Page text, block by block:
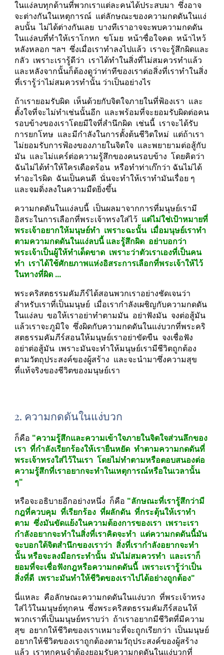
ในแง่ลบทุกด้านที่พวกเราแต่ละคนได้ประสบมา  ซึ่งอาจ
จะต่างกันในเหตุการณ์  แต่ลักษณะของความกดดันในแง่
ลบนั้น  ไม่ได้ต่างกันเลย  บางทีเราอาจจะพบความกดดัน
ในแง่ลบที่ทำให้เราโกหก  ขโมย  หน้าซื่อใจคด  หน้าไหว้
หลังหลอก ฯลฯ  ซึ่งเมื่อเราทำลงไปแล้ว  เราจะรู้สึกผิดและ
กลัว  เพราะเรารู้ดีว่า  เราได้ทำในสิ่งที่ไม่สมควรทำแล้ว
และหลังจากนั้นก็ต้องดูว่าท่าทีของเราต่อสิ่งที่เราทำในสิ่ง
ที่เรารู้ว่าไม่สมควรทำนั้น ว่าเป็นอย่างไร
ถ้าเรายอมรับผิด  เห็นด้วยกับจิตใจภายในที่ฟ้องเรา  และ
ตั้งใจที่จะไม่ทำเช่นนั้นอีก  และพร้อมที่จะยอมรับผิดต่อคน
รอบข้างของเราโดยมีใจที่สำนึกผิด  เช่นนี้  เราจะได้รับ
การยกโทษ  และมีกำลังในการตั้งต้นชีวิตใหม่  แต่ถ้าเรา
ไม่ยอมรับการฟ้องของภายในจิตใจ  และพยายามต่อสู้กับ
มัน  และไม่แคร์ต่อความรู้สึกของคนรอบข้าง  โดยคิดว่า
ฉันไม่ได้ทำให้ใครเดือดร้อน  หรือทำท่าเก๊กว่า ฉันไม่ได้
ทำอะไรผิด  ฉันเป็นคนดี  นั่นจะทำให้เราทำมันเรื่อย ๆ
และจมดิ่งลงในความมืดยิ่งขึ้น
ความกดดันในแง่ลบนี้  เป็นผลมาจากการที่มนุษย์เรามี
อิสระในการเลือกที่พระเจ้าทรงใส่ไว้ แต่ไม่ใช่เป้าหมายที่
พระเจ้าอยากให้มนุษย์ทำ  เพราะฉะนั้น  เมื่อมนุษย์เราทำ
ตามความกดดันในแง่ลบนี้ และรู้สึกผิด  อย่าบอกว่า
พระเจ้าเป็นผู้ให้ทำเด็ดขาด  เพราะว่าตัวเราเองที่เป็นคน
ทำ  เราได้ใช้ศักยภาพแห่งอิสระการเลือกที่พระเจ้าให้ไว้
ในทางที่ผิด ...
พระคริสตธรรมคัมภีร์ได้สอนพวกเราอย่างชัดเจนว่า
สำหรับเราที่เป็นมนุษย์  เมื่อเรากำลังเผชิญกับความกดดัน
ในแง่ลบ  ขอให้เราอย่าทำตามมัน  อย่าฟังมัน  จงต่อสู้มัน
แล้วเราจะภูมิใจ  ซึ่งผิดกับความกดดันในแง่บวกที่พระคริ
สตธรรมคัมภีร์สอนให้มนุษย์เราอย่าขัดขืน  จงเชื่อฟัง
อย่าต่อสู้มัน  เพราะมันจะทำให้มนุษย์เรามีชีวิตถูกต้อง
ตามวัตถุประสงค์ของผู้สร้าง  และจะนำมาซึ่งความสุข
ที่แท้จริงของชีวิตของมนุษย์เรา
2. ความกดดันในแง่บวก
ก็คือ "ความรู้สึกและความเข้าใจภายในจิตใจส่วนลึกของ
เรา  ที่กำลังเรียกร้องให้เรายืนหยัด  ทำตามความกดดันที่
พระเจ้าทรงใส่ไว้ในเรา  โดยไม่ทำตามหรือตอบสนองต่อ
ความรู้สึกที่เราอยากจะทำในเหตุการณ์หรือในเวลานั้น
ๆ"
หรือจะอธิบายอีกอย่างหนึ่ง  ก็คือ "ลักษณะที่เรารู้สึกว่ามี
กฎที่ควบคุม  ที่เรียกร้อง  ที่ผลักดัน  ที่กระตุ้นให้เราทำ
ตาม  ซึ่งมันขัดแย้งในความต้องการของเรา  เพราะเรา
กำลังอยากจะทำในสิ่งที่เราคิดจะทำ  แต่ความกดดันนี้มัน
จะบอกใต้จิตสำนึกของเราว่า  สิ่งที่เรากำลังอยากจะทำ
นั้น หรือจะลงมือกระทำนั้น  มันไม่สมควรทำ  และเราก็
ยอมที่จะเชื่อฟังกฎหรือความกดดันนี้  เพราะเรารู้ว่าเป็น
สิ่งที่ดี  เพราะมันทำให้ชีวิตของเราไปได้อย่างถูกต้อง"
นี่แหละ  คือลักษณะความกดดันในแง่บวก  ที่พระเจ้าทรง
ใส่ไว้ในมนุษย์ทุกคน  ซึ่งพระคริสตธรรมคัมภีร์สอนให้
พวกเราที่เป็นมนุษย์ทราบว่า  ถ้าเราอยากมีชีวิตที่มีความ
สุข  อยากให้ชีวิตของเราเหมาะที่จะถูกเรียกว่า  เป็นมนุษย์
อยากให้ชีวิตของเราถูกต้องตามวัถุประสงค์ของผู้สร้าง
แล้ว  เราทุกคนจำต้องยอมรับความกดดันในแง่บวกที่